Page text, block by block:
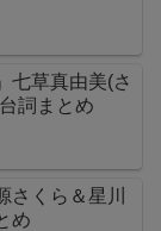
七草真由美(さ
詞まとめ
さくら＆星川
め